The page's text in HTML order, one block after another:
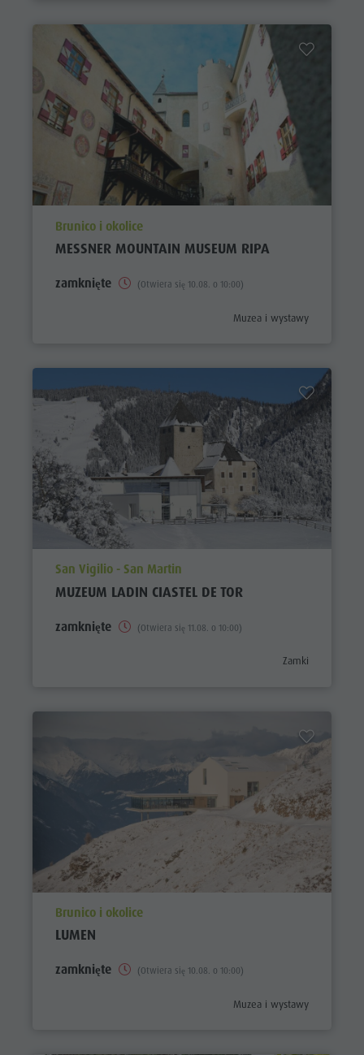
aria.poi_location_prefix
Brunico i okolice
MESSNER MOUNTAIN MUSEUM RIPA
zamknięte (Otwiera się 10.08. o 10:00)
aria.poi_category_prefix
Muzea i wystawy
aria.poi_location_prefix
San Vigilio - San Martin
MUZEUM LADIN CIASTEL DE TOR
zamknięte (Otwiera się 11.08. o 10:00)
Zamki
aria.poi_location_prefix
Brunico i okolice
LUMEN
zamknięte (Otwiera się 10.08. o 10:00)
aria.poi_category_prefix
Muzea i wystawy